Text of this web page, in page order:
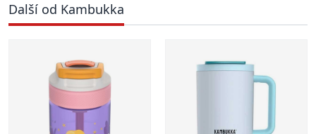
Další od Kambukka